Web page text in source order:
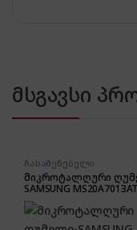
მსგავსი
ჩასაშენებელი
მიკროტალღური
მიკროტალღური
SAMSUNG
Black-Silver